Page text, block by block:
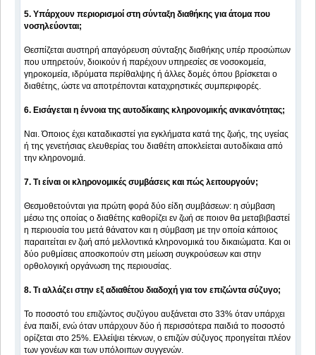
5. Υπάρχουν περιορισμοί στη σύνταξη διαθήκης για άτομα που
νοσηλεύονται;
Θεσπίζεται αυστηρή απαγόρευση σύνταξης διαθήκης υπέρ προσώπων
που υπηρετούν, διοικούν ή παρέχουν υπηρεσίες σε νοσοκομεία,
γηροκομεία, ιδρύματα περίθαλψης ή άλλες δομές όπου βρίσκεται ο
διαθέτης, ώστε να αποτρέπονται καταχρηστικές συμπεριφορές.
6. Εισάγεται η έννοια της αυτοδίκαιης κληρονομικής ανικανότητας;
Ναι. Όποιος έχει καταδικαστεί για εγκλήματα κατά της ζωής, της υγείας
ή της γενετήσιας ελευθερίας του διαθέτη αποκλείεται αυτοδίκαια από
την κληρονομιά.
7. Τι είναι οι κληρονομικές συμβάσεις και πώς λειτουργούν;
Θεσμοθετούνται για πρώτη φορά δύο είδη συμβάσεων: η σύμβαση
μέσω της οποίας ο διαθέτης καθορίζει εν ζωή σε ποιον θα μεταβιβαστεί
η περιουσία του μετά θάνατον και η σύμβαση με την οποία κάποιος
παραιτείται εν ζωή από μελλοντικά κληρονομικά του δικαιώματα. Και οι
δύο ρυθμίσεις αποσκοπούν στη μείωση συγκρούσεων και στην
ορθολογική οργάνωση της περιουσίας.
8. Τι αλλάζει στην εξ αδιαθέτου διαδοχή για τον επιζώντα σύζυγο;
Το ποσοστό του επιζώντος συζύγου αυξάνεται στο 33% όταν υπάρχει
ένα παιδί, ενώ όταν υπάρχουν δύο ή περισσότερα παιδιά το ποσοστό
ορίζεται στο 25%. Ελλείψει τέκνων, ο επιζών σύζυγος προηγείται πλέον
των γονέων και των υπόλοιπων συγγενών.